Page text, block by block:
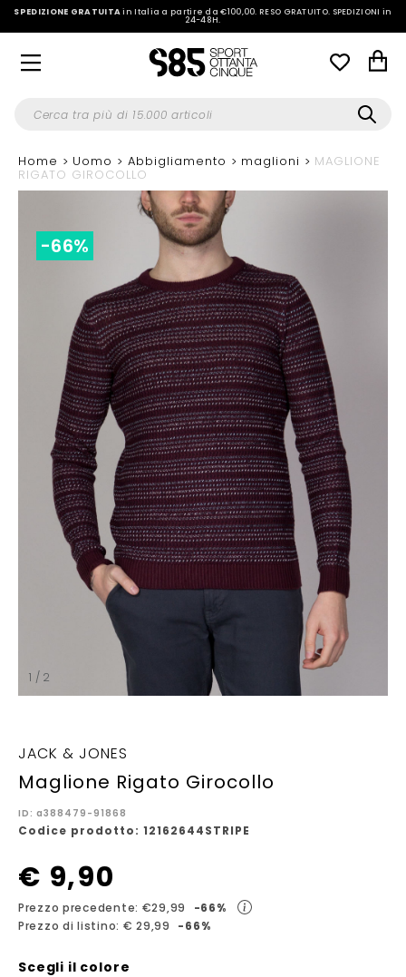
SPEDIZIONE GRATUITAin Italia a partire da €100,00.RESO GRATUITO. SPEDIZIONI in
24-48H.
Home Uomo Abbigliamento maglioni MAGLIONE
RIGATO GIROCOLLO
1 / 2
-66%
JACK & JONES
Maglione Rigato Girocollo
ID: a388479-91868
Codice prodotto: 12162644STRIPE
€ 9,90
Prezzo precedente: €29,99
-66%
Prezzo di listino: € 29,99
-66%
Scegli il colore